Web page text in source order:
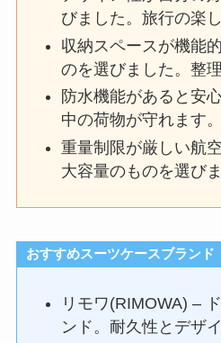
びました。旅行の楽
収納スペースが機能
のを選びました。整
防水機能があると安
中の荷物が守れます。
重量制限が厳しい航
大容量のものを選びま
おすすめスーツケースブランド
リモワ(RIMOWA) –
ンド。耐久性とデザ